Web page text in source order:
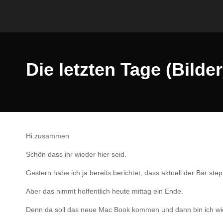
Die letzten Tage
Hi zusammen
Schön dass ihr wieder hier seid.
Gestern habe ich ja bereits berichtet, dass aktuell der Bär
Aber das nimmt hoffentlich heute mittag ein Ende.
Denn da soll das neue Mac Book kommen und dann bin ich